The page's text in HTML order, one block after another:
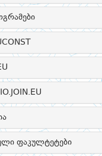
ფაკულტეტები